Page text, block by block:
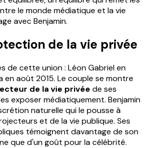
le monde médiatique et la vie
avec Benjamin.
de la vie privée
de cette union : Léon Gabriel en
en août 2015. Le couple se montre
de la vie privée de ses
exposer médiatiquement. Benjamin
naturelle qui le pousse à
et de la vie publique. Ses
témoignent davantage de son
que d'un goût pour la célébrité.